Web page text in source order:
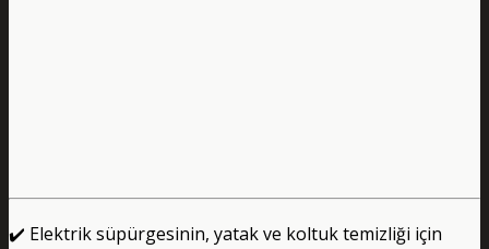
✔️ Elektrik süpürgesinin, yatak ve koltuk temizliği için